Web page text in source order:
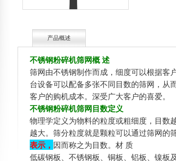
产品概述
不锈钢粉碎机筛网概 述
筛网由不锈钢制作而成，细度可以根据客
台设备可以配备多张不同目数的筛网，从
客户的购机成本。深受广大客户的喜爱。
不锈钢粉碎机筛网 目数定义
物理学定义为物料的粒度或粗细度，目数
越大。筛分粒度就是颗粒可以通过筛网的
表示， 因而称之为目数。材 质
低碳钢板、不锈钢板、铜板、铝板、镍板